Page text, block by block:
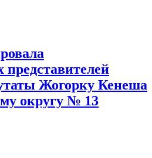
Жогорку Кенеша
округу № 13